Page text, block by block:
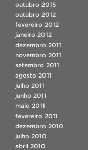
outubro 2015
outubro 2012
fevereiro 2012
janeiro 2012
dezembro 2011
novembro 2011
setembro 2011
agosto 2011
julho 2011
junho 2011
maio 2011
fevereiro 2011
dezembro 2010
julho 2010
abril 2010